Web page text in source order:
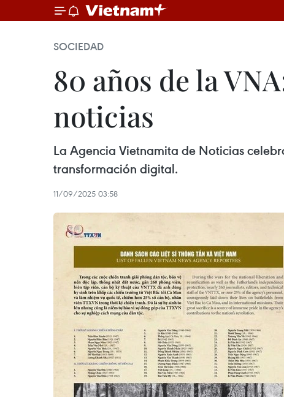
SOCIEDAD
80 años de la
noticias
La Agencia Vietnamita de Noticias
transformación digital.
11/09/2025 03:58